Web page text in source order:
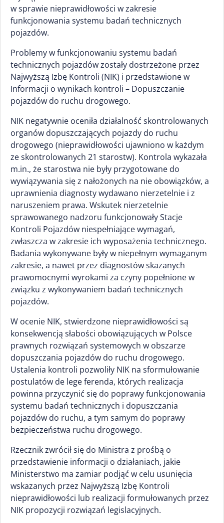
w sprawie nieprawidłowości w zakresie
funkcjonowania systemu badań technicznych
pojazdów.
Problemy w funkcjonowaniu systemu badań
technicznych pojazdów zostały dostrzeżone przez
Najwyższą Izbę Kontroli (NIK) i przedstawione w
Informacji o wynikach kontroli – Dopuszczanie
pojazdów do ruchu drogowego.
NIK negatywnie oceniła działalność skontrolowanych
organów dopuszczających pojazdy do ruchu
drogowego (nieprawidłowości ujawniono w każdym
ze skontrolowanych 21 starostw). Kontrola wykazała
m.in., że starostwa nie były przygotowane do
wywiązywania się z nałożonych na nie obowiązków, a
uprawnienia diagnosty wydawano nierzetelnie i z
naruszeniem prawa. Wskutek nierzetelnie
sprawowanego nadzoru funkcjonowały Stacje
Kontroli Pojazdów niespełniające wymagań,
zwłaszcza w zakresie ich wyposażenia technicznego.
Badania wykonywane były w niepełnym wymaganym
zakresie, a nawet przez diagnostów skazanych
prawomocnymi wyrokami za czyny popełnione w
związku z wykonywaniem badań technicznych
pojazdów.
W ocenie NIK, stwierdzone nieprawidłowości są
konsekwencją słabości obowiązujących w Polsce
prawnych rozwiązań systemowych w obszarze
dopuszczania pojazdów do ruchu drogowego.
Ustalenia kontroli pozwoliły NIK na sformułowanie
postulatów de lege ferenda, których realizacja
powinna przyczynić się do poprawy funkcjonowania
systemu badań technicznych i dopuszczania
pojazdów do ruchu, a tym samym do poprawy
bezpieczeństwa ruchu drogowego.
Rzecznik zwrócił się do Ministra z prośbą o
przedstawienie informacji o działaniach, jakie
Ministerstwo ma zamiar podjąć w celu usunięcia
wskazanych przez Najwyższą Izbę Kontroli
nieprawidłowości lub realizacji formułowanych przez
NIK propozycji rozwiązań legislacyjnych.